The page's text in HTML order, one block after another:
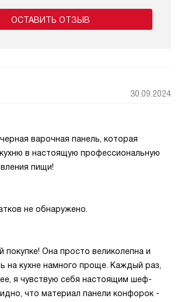
ОСТАВИТЬ ОТЗЫВ
30.09.2024
варочная панель, которая
в настоящую профессиональную
пищи!
не обнаружено.
покупке! Она просто великолепна и
на кухне намного проще. Каждый раз,
я чувствую себя настоящим шеф-
что материал панели конфорок -